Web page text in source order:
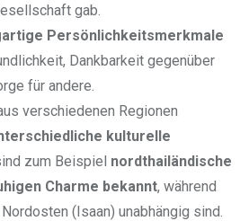
gab.
Persönlichkeitsmerkmale
Dankbarkeit gegenüber
für andere.
verschiedenen Regionen
kulturelle
zum Beispiel nordthailändische
Charme bekannt, während
(Isaan) unabhängig sind.